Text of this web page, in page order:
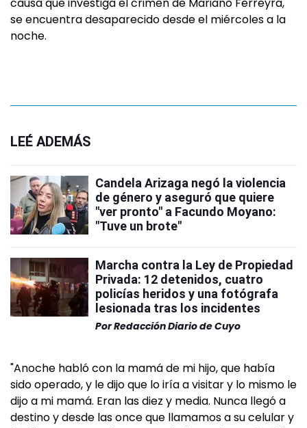
causa que investiga el crimen de Mariano Ferreyra,
se encuentra desaparecido desde el miércoles a la
noche.
LEÉ ADEMÁS
Candela Arizaga negó la violencia
de género y aseguró que quiere
"ver pronto" a Facundo Moyano:
"Tuve un brote"
Marcha contra la Ley de Propiedad
Privada: 12 detenidos, cuatro
policías heridos y una fotógrafa
lesionada tras los incidentes
PorRedacción Diario de Cuyo
"Anoche habló con la mamá de mi hijo, que había
sido operado, y le dijo que lo iría a visitar y lo mismo le
dijo a mi mamá. Eran las diez y media. Nunca llegó a
destino y desde las once que llamamos a su celular y